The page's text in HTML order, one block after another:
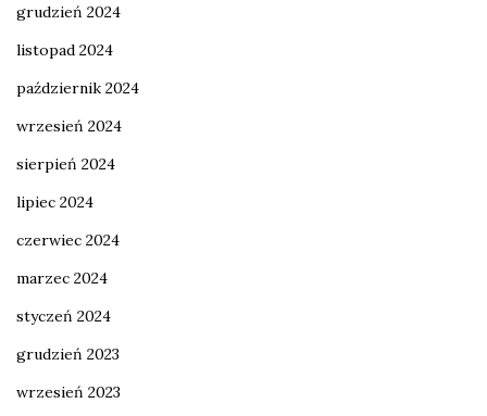
grudzień 2024
listopad 2024
październik 2024
wrzesień 2024
sierpień 2024
lipiec 2024
czerwiec 2024
marzec 2024
styczeń 2024
grudzień 2023
wrzesień 2023